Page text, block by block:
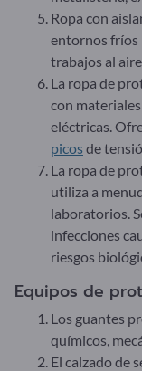
Ropa con
entornos fríos
trabajos al
La ropa de
con
eléctricas.
picosde
La ropa de
utiliza a
laboratorios.
infecciones
riesgos
Equipos de
Los guantes
químicos,
El calzado de